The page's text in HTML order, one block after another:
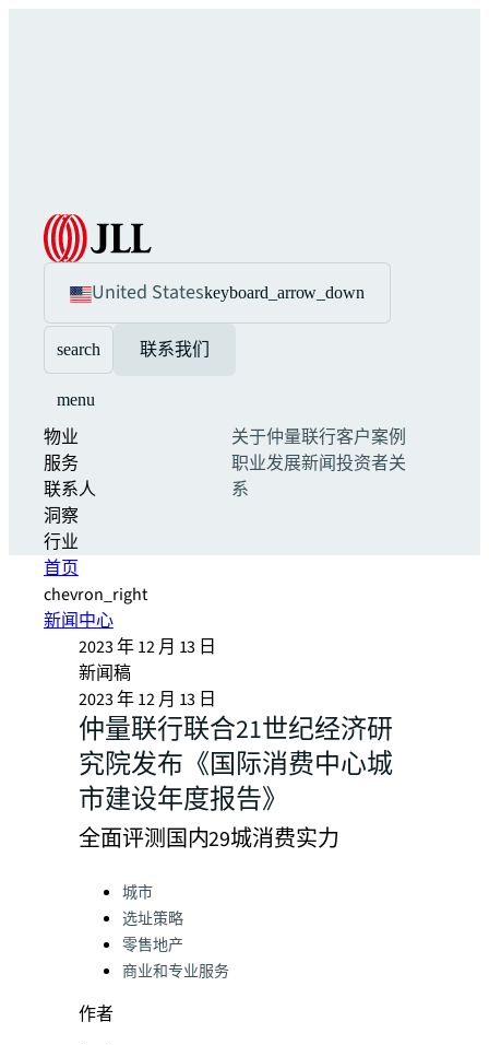
United Stateskeyboard_arrow_down
search 联系我们
menu
物业
服务
联系人
洞察
行业
关于仲量联行客户案例
职业发展新闻投资者关
系
首页
chevron_right
新闻中心
2023 年 12 月 13 日
新闻稿
2023 年 12 月 13 日
仲量联行联合21世纪经济研
究院发布《国际消费中心城
市建设年度报告》
全面评测国内29城消费实力
Categories:
城市
选址策略
零售地产
商业和专业服务
作者